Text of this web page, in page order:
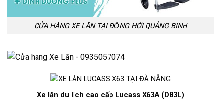
CỬA HÀNG XE LĂN TẠI ĐỒNG HỚI QUẢNG BINH
Xe lăn du lịch cao cấp Lucass X63A (D83L)